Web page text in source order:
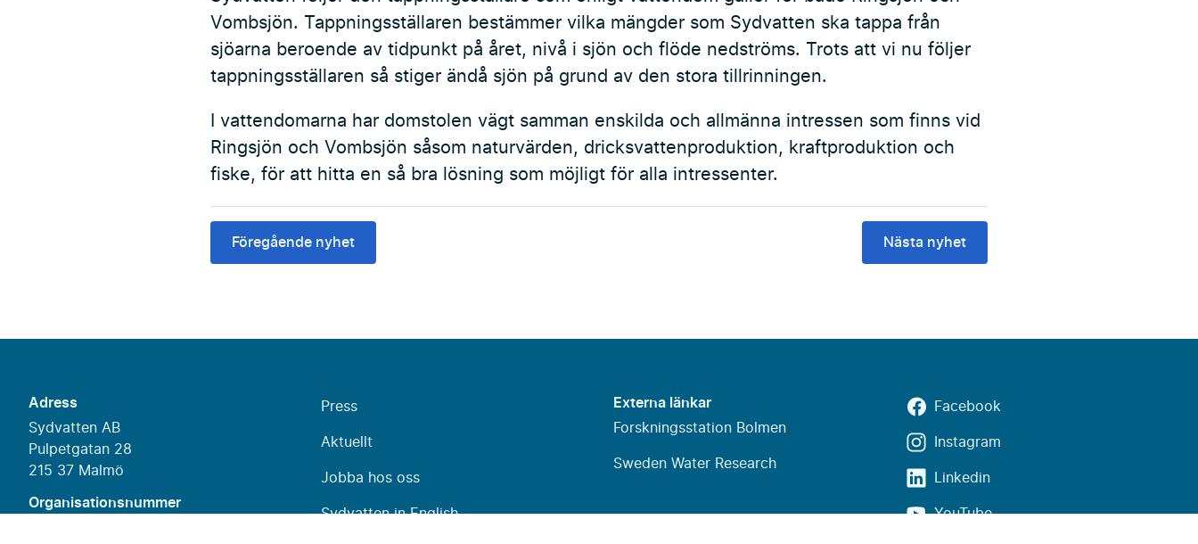
Vombsjön. Tappningsställaren bestämmer vilka mängder som Sydvatten ska tappa från
sjöarna beroende av tidpunkt på året, nivå i sjön och flöde nedströms. Trots att vi nu följer
tappningsställaren så stiger ändå sjön på grund av den stora tillrinningen.
I vattendomarna har domstolen vägt samman enskilda och allmänna intressen som finns vid
Ringsjön och Vombsjön såsom naturvärden, dricksvattenproduktion, kraftproduktion och
fiske, för att hitta en så bra lösning som möjligt för alla intressenter.
Föregående nyhet Nästa nyhet
Adress
Sydvatten AB
Pulpetgatan 28
215 37 Malmö
Organisationsnummer
Press
Aktuellt
Jobba hos oss
Sydvatten in English
Externa länkar
Forskningsstation Bolmen
Sweden Water Research
Facebook
Instagram
Linkedin
YouTube